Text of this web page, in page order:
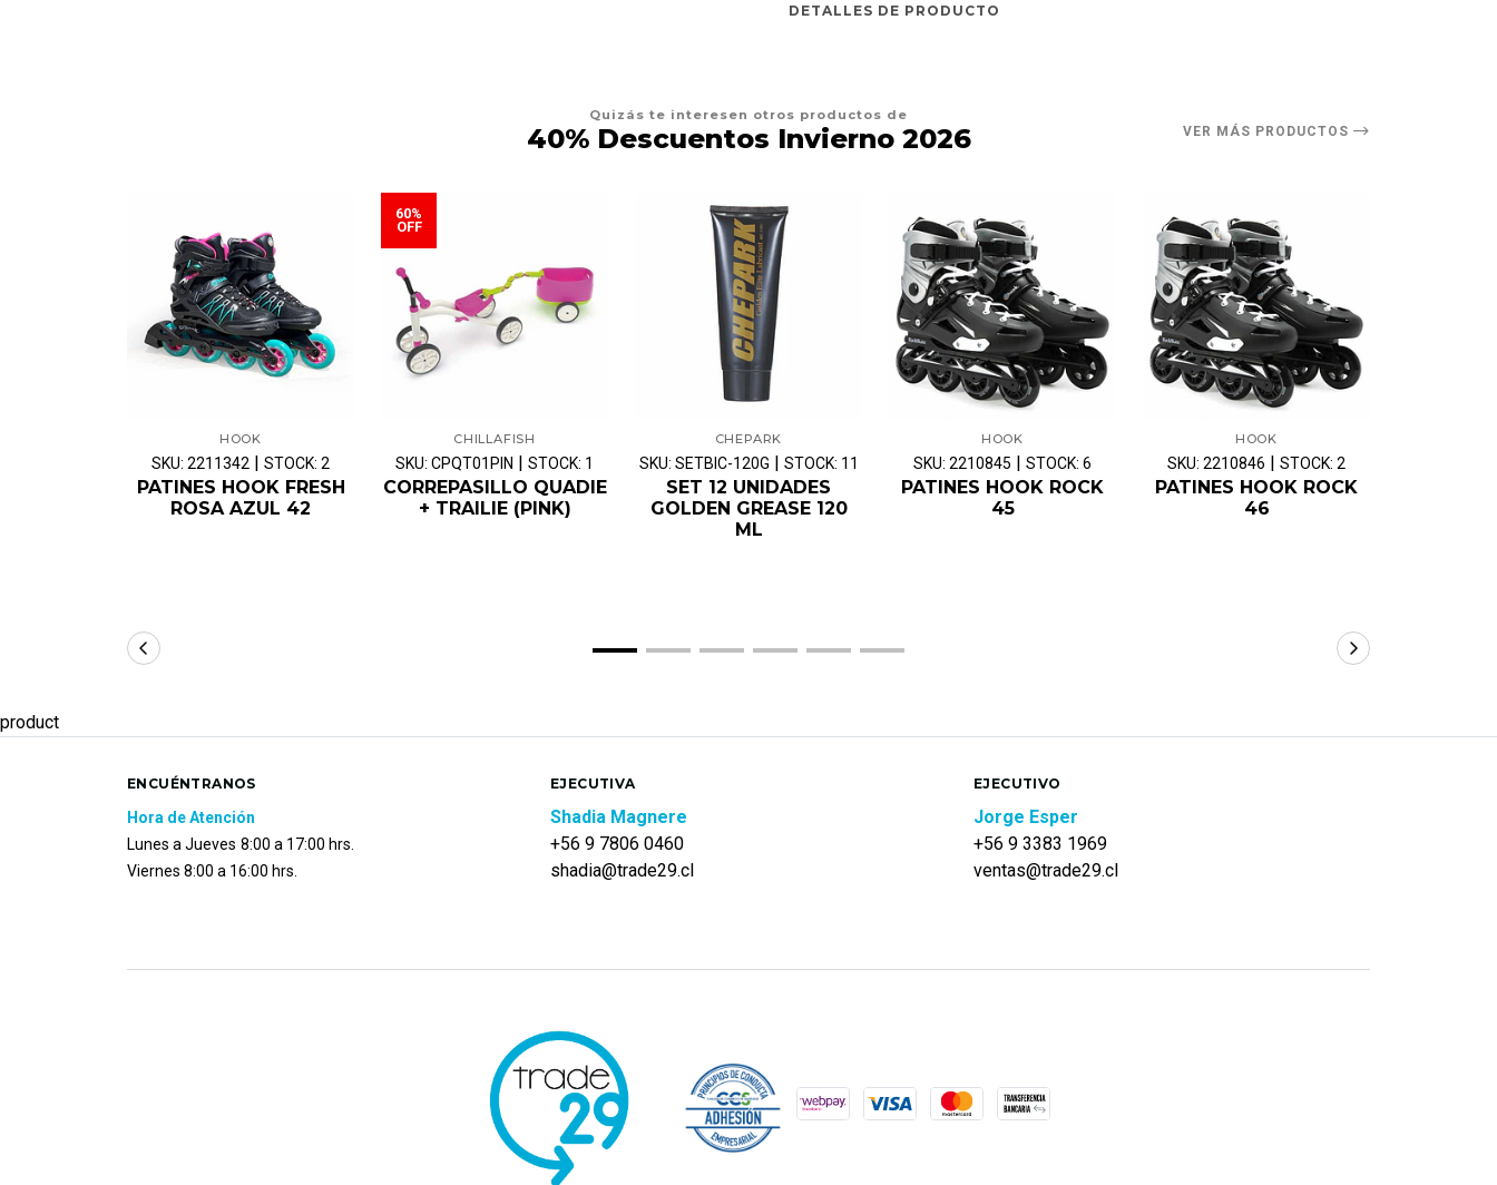
DETALLES DE PRODUCTO
Quizás te interesen otros productos de
40% Descuentos Invierno 2026 VER MÁS PRODUCTOS
HOOK
SKU: 2211342 | STOCK: 2
PATINES HOOK FRESH
ROSA AZUL 42
60%
OFF
CHILLAFISH
SKU: CPQT01PIN | STOCK: 1
CORREPASILLO QUADIE
+ TRAILIE (PINK)
CHEPARK
SKU: SETBIC-120G | STOCK: 11
SET 12 UNIDADES
GOLDEN GREASE 120
ML
HOOK
SKU: 2210845 | STOCK: 6
PATINES HOOK ROCK
45
HOOK
SKU: 2210846 | STOCK: 2
PATINES HOOK ROCK
46
product
ENCUÉNTRANOS
Hora de Atención
Lunes a Jueves 8:00 a 17:00 hrs.
Viernes 8:00 a 16:00 hrs.
EJECUTIVA
Shadia Magnere
+56 9 7806 0460
shadia@trade29.cl
EJECUTIVO
Jorge Esper
+56 9 3383 1969
ventas@trade29.cl